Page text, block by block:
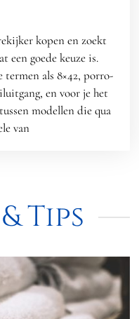
kopen en zoekt
een goede keuze is.
termen als 8×42, porro-
en voor je het
modellen die qua
van
Tips